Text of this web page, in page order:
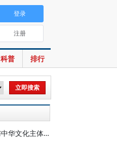
科普 排行
登录
注册
刘月悦：新时代文学出海与中华文化主体性建构